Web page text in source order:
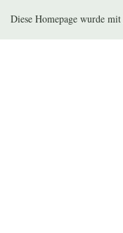
Diese Homepage wurde mit